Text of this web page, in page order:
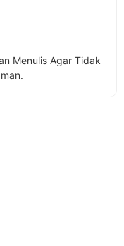
Menulis Agar Tidak